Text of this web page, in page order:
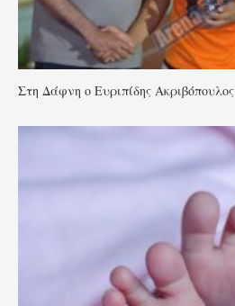
Στη Δάφνη ο Ευριπίδης Ακριβόπουλος